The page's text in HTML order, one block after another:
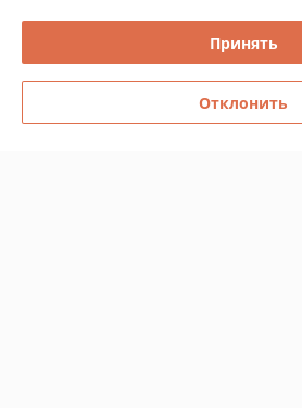
Политика обработки cookies
Принять
Отклонить